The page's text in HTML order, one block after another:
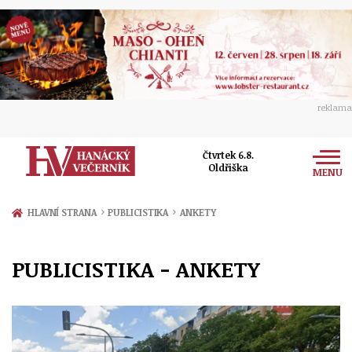
reklama
Čtvrtek 6.8.
Oldřiška
MENU
Zprávy
Přerov
Politika
Ekonomika
Kultura
Hudba
Společnost
Ženy
Sport
HLAVNÍ STRANA › PUBLICISTIKA › ANKETY
PUBLICISTIKA - ANKETY